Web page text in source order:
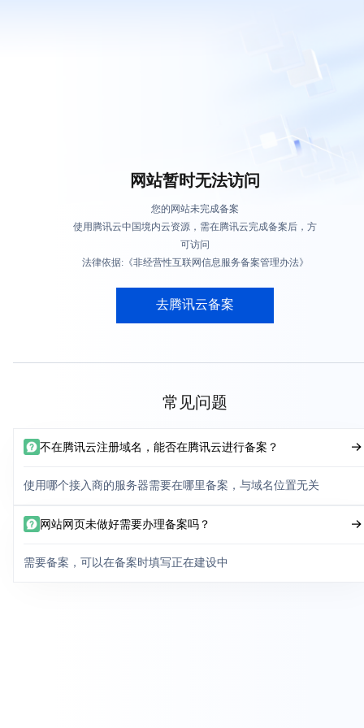
网站暂时无法访问
您的网站未完成备案
使用腾讯云中国境内云资源，需在腾讯云完成备案后，方
可访问
法律依据:《非经营性互联网信息服务备案管理办法》
去腾讯云备案
常见问题
不在腾讯云注册域名，能否在腾讯云进行备案？
使用哪个接入商的服务器需要在哪里备案，与域名位置无关
网站网页未做好需要办理备案吗？
需要备案，可以在备案时填写正在建设中